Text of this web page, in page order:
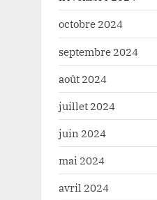
octobre 2024
septembre 2024
août 2024
juillet 2024
juin 2024
mai 2024
avril 2024